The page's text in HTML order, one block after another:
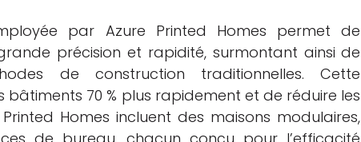
par Azure Printed Homes permet de
précision et rapidité, surmontant ainsi de
de construction traditionnelles. Cette
70 % plus rapidement et de réduire les
Homes incluent des maisons modulaires,